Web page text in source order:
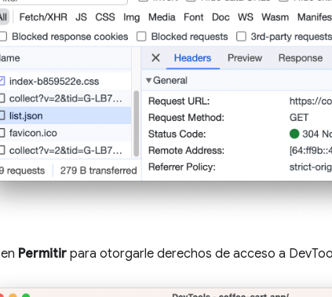
Permitir para otorgarle derechos de acceso a